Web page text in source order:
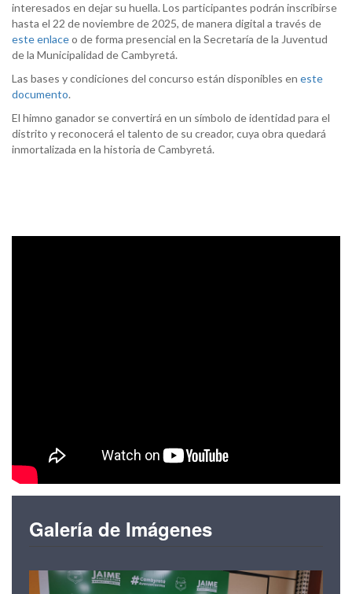
interesados en dejar su huella. Los participantes podrán inscribirse
hasta el 22 de noviembre de 2025, de manera digital a través de
este enlaceo de forma presencial en la Secretaría de la Juventud
de la Municipalidad de Cambyretá.
Las bases y condiciones del concurso están disponibles en este
documento.
El himno ganador se convertirá en un símbolo de identidad para el
distrito y reconocerá el talento de su creador, cuya obra quedará
inmortalizada en la historia de Cambyretá.
Galería de Imágenes